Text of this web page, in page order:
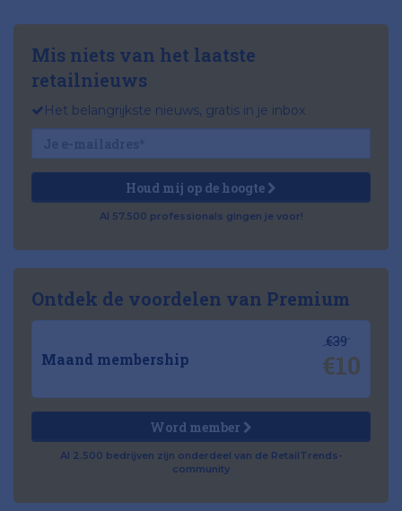
Mis niets van het laatste
retailnieuws
Het belangrijkste nieuws, gratis in je inbox
Houd mij op de hoogte
Al 57.500 professionals gingen je voor!
Ontdek de voordelen van Premium
Maand membership
€39
€10
Word member
Al 2.500 bedrijven zijn onderdeel van de RetailTrends-
community